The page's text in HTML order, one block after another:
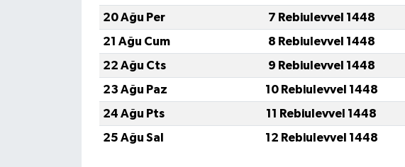
20 Ağu Per
7 Rebiulevvel 1448
21 Ağu Cum
8 Rebiulevvel 1448
22 Ağu Cts
9 Rebiulevvel 1448
23 Ağu Paz
10 Rebiulevvel 1448
24 Ağu Pts
11 Rebiulevvel 1448
25 Ağu Sal
12 Rebiulevvel 1448